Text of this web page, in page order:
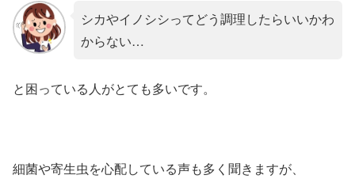
シカやイノシシってどう調理したらいいかわ
からない…
と困っている人がとても多いです。
細菌や寄生虫を心配している声も多く聞きますが、